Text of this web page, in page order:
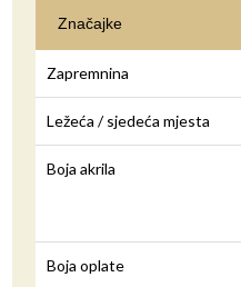
Značajke
Zapremnina
Ležeća / sjedeća mjesta
Boja akrila
Boja oplate